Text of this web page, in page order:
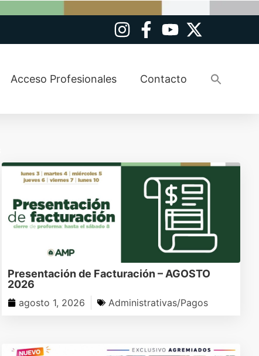
Acceso Profesionales Contacto
Presentación de Facturación – AGOSTO
2026
agosto 1, 2026 Administrativas/Pagos